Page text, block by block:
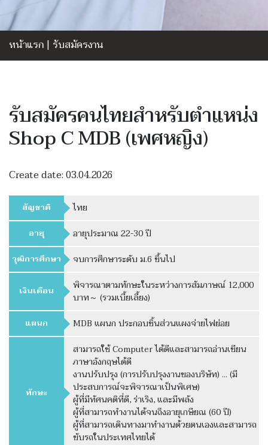
หน้าแรก | รับสมัครงาน
รับสมัครคนไทยสำหรับตำแหน่ง
Shop C MDB (เพศหญิง)
Create date: 03.04.2026
สัญชาติ ไทย
อายุ อายุประมาณ 22-30 ปี
วุฒิการศึกษา จบการศึกษาระดับ ม.6 ขึ้นไป
เงินเดือน
พิจารณาตามทักษะในระหว่างการสัมภาษณ์ 12,000
บาท～ (รวมเบี้ยเลี้ยง)
แผนก MDB แผนก ประกอบชิ้นส่วนแผงจ่ายไฟย่อย
ทักษะ
สามารถใช้ Computer ได้ดีและสามารถอ่านเขียน
ภาษาอังกฤษได้ดี
งานปรับปรุง (การปรับปรุงงานของบริษัท) ... (มี
ประสบการณ์จะพิจารณาเป็นพิเศษ)
ผู้ที่มีทัศนคติที่ดี, ร่าเริง, และมีพลัง
ผู้ที่สามารถทำงานได้จนถึงอายุเกษียณ (60 ปี)
ผู้ที่สามารถเดินทางมาทำงานด้วยตนเองและสามารถ
ขับรถในประเทศไทยได้